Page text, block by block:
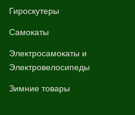
Гироскутеры
Самокаты
Электросамокаты и
Электровелосипеды
Зимние товары